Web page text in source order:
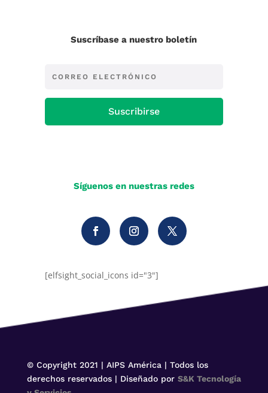
Suscríbase a nuestro boletín
Suscribirse
Síguenos en nuestras redes
[elfsight_social_icons id="3"]
© Copyright 2021 | AIPS América | Todos los
derechos reservados | Diseñado por S&K Tecnología